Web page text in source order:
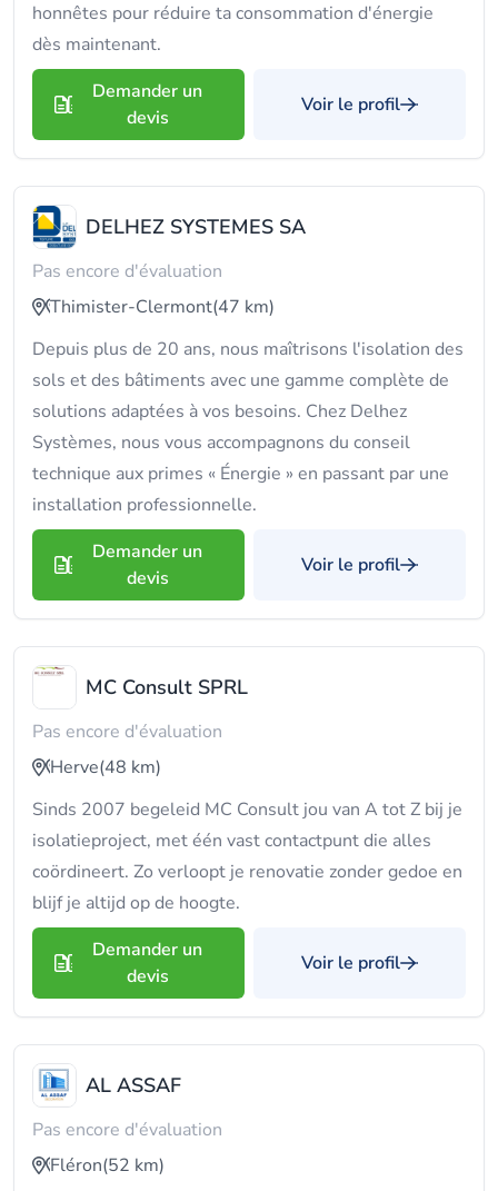
honnêtes pour réduire ta consommation d'énergie
dès maintenant.
Demander un
devis
Voir le profil
DELHEZ SYSTEMES SA
Pas encore d'évaluation
Thimister-Clermont(47 km)
Depuis plus de 20 ans, nous maîtrisons l'isolation des
sols et des bâtiments avec une gamme complète de
solutions adaptées à vos besoins. Chez Delhez
Systèmes, nous vous accompagnons du conseil
technique aux primes « Énergie » en passant par une
installation professionnelle.
Demander un
devis
Voir le profil
MC Consult SPRL
Pas encore d'évaluation
Herve(48 km)
Sinds 2007 begeleid MC Consult jou van A tot Z bij je
isolatieproject, met één vast contactpunt die alles
coördineert. Zo verloopt je renovatie zonder gedoe en
blijf je altijd op de hoogte.
Demander un
devis
Voir le profil
AL ASSAF
Pas encore d'évaluation
Fléron(52 km)